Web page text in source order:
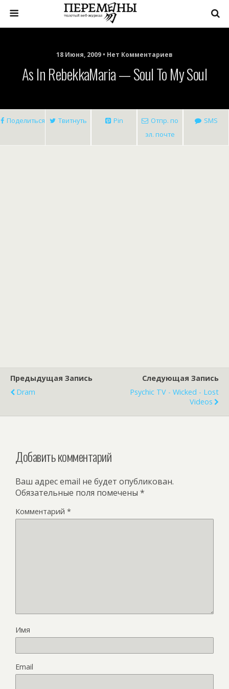
18 Июня, 2009 • Нет Комментариев
As In RebekkaMaria — Soul To My Soul
Поделиться Твитнуть Pin
Отпр. по
эл. почте
SMS
Предыдущая Запись
Dram
Следующая Запись
Psychic TV - Wicked - Lost
Videos
Добавить комментарий
Ваш адрес email не будет опубликован.
Обязательные поля помечены *
Комментарий *
Имя
Email